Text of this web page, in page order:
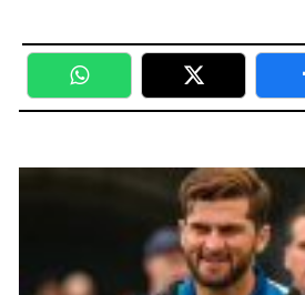
WhatsApp Twitter